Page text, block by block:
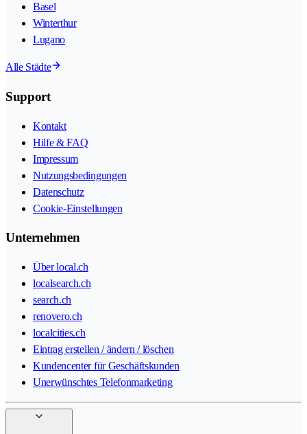
Basel
Winterthur
Lugano
Alle Städte
Support
Kontakt
Hilfe & FAQ
Impressum
Nutzungsbedingungen
Datenschutz
Cookie-Einstellungen
Unternehmen
Über local.ch
localsearch.ch
search.ch
renovero.ch
localcities.ch
Eintrag erstellen / ändern / löschen
Kundencenter für Geschäftskunden
Unerwünschtes Telefonmarketing